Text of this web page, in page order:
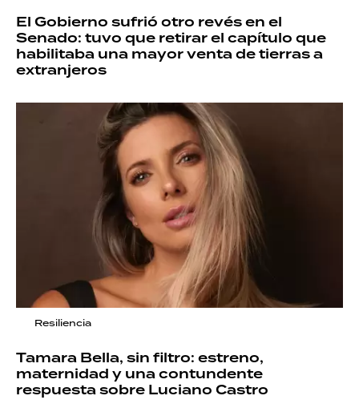
El Gobierno sufrió otro revés en el
Senado: tuvo que retirar el capítulo que
habilitaba una mayor venta de tierras a
extranjeros
Resiliencia
Tamara Bella, sin filtro: estreno,
maternidad y una contundente
respuesta sobre Luciano Castro